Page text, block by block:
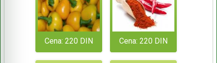
Cena: 220 DIN Cena: 220 DIN